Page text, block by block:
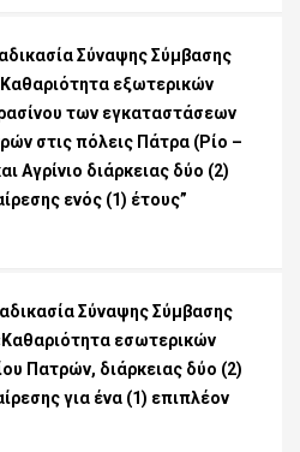
Σύναψης Σύμβασης
εξωτερικών
των εγκαταστάσεων
στις πόλεις Πάτρα (Ρίο –
Αγρίνιο διάρκειας δύο (2)
ενός (1) έτους”
Σύναψης Σύμβασης
εσωτερικών
Πατρών, διάρκειας δύο (2)
για ένα (1) επιπλέον